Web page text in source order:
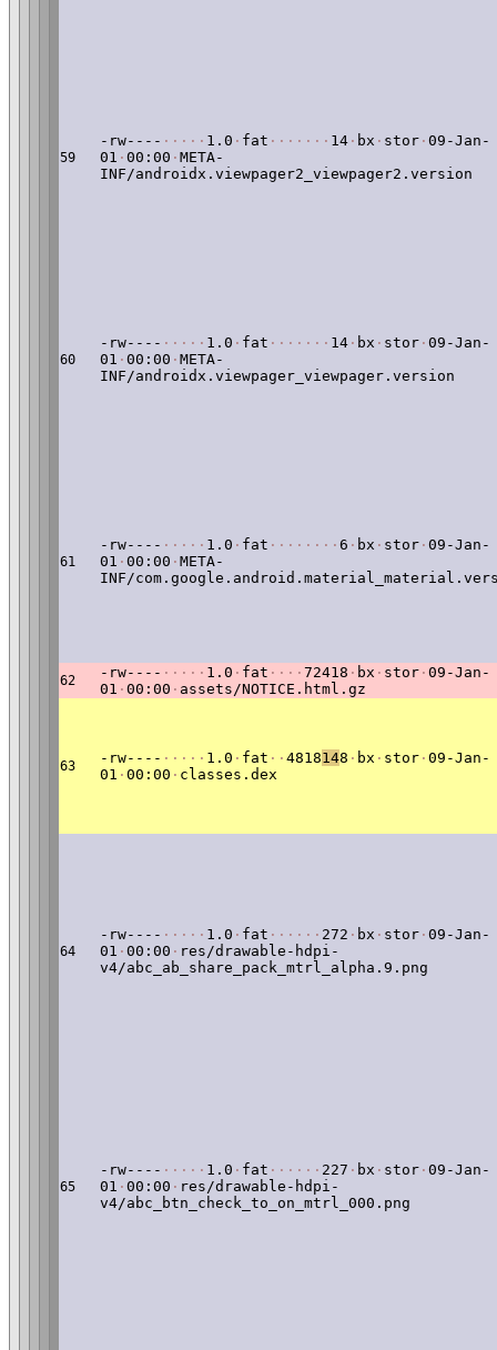
59
-rw---- · · · · · 1.0 · fat · · · · · · · 14 · bx · stor · 09-Jan-
01 · 00:00 · META-
INF/androidx.viewpager2_viewpager2.version
60
-rw---- · · · · · 1.0 · fat · · · · · · · 14 · bx · stor · 09-Jan-
01 · 00:00 · META-
INF/androidx.viewpager_viewpager.version
61
-rw---- · · · · · 1.0 · fat · · · · · · · · 6 · bx · stor · 09-Jan-
01 · 00:00 · META-
INF/
62 -rw---- · · · · · 1.0 · fat · · · · 72418 · bx · stor · 09-Jan-
01 · 00:00 · assets/NOTICE.html.gz
63 -rw---- · · · · · 1.0 · fat · · 4818148 · bx · stor · 09-Jan-
01 · 00:00 · classes.dex
64
-rw---- · · · · · 1.0 · fat · · · · · · 272 · bx · stor · 09-Jan-
01 · 00:00 · res/drawable-hdpi-
v4/abc_ab_share_pack_mtrl_alpha.9.png
65
-rw---- · · · · · 1.0 · fat · · · · · · 227 · bx · stor · 09-Jan-
01 · 00:00 · res/drawable-hdpi-
v4/abc_btn_check_to_on_mtrl_000.png